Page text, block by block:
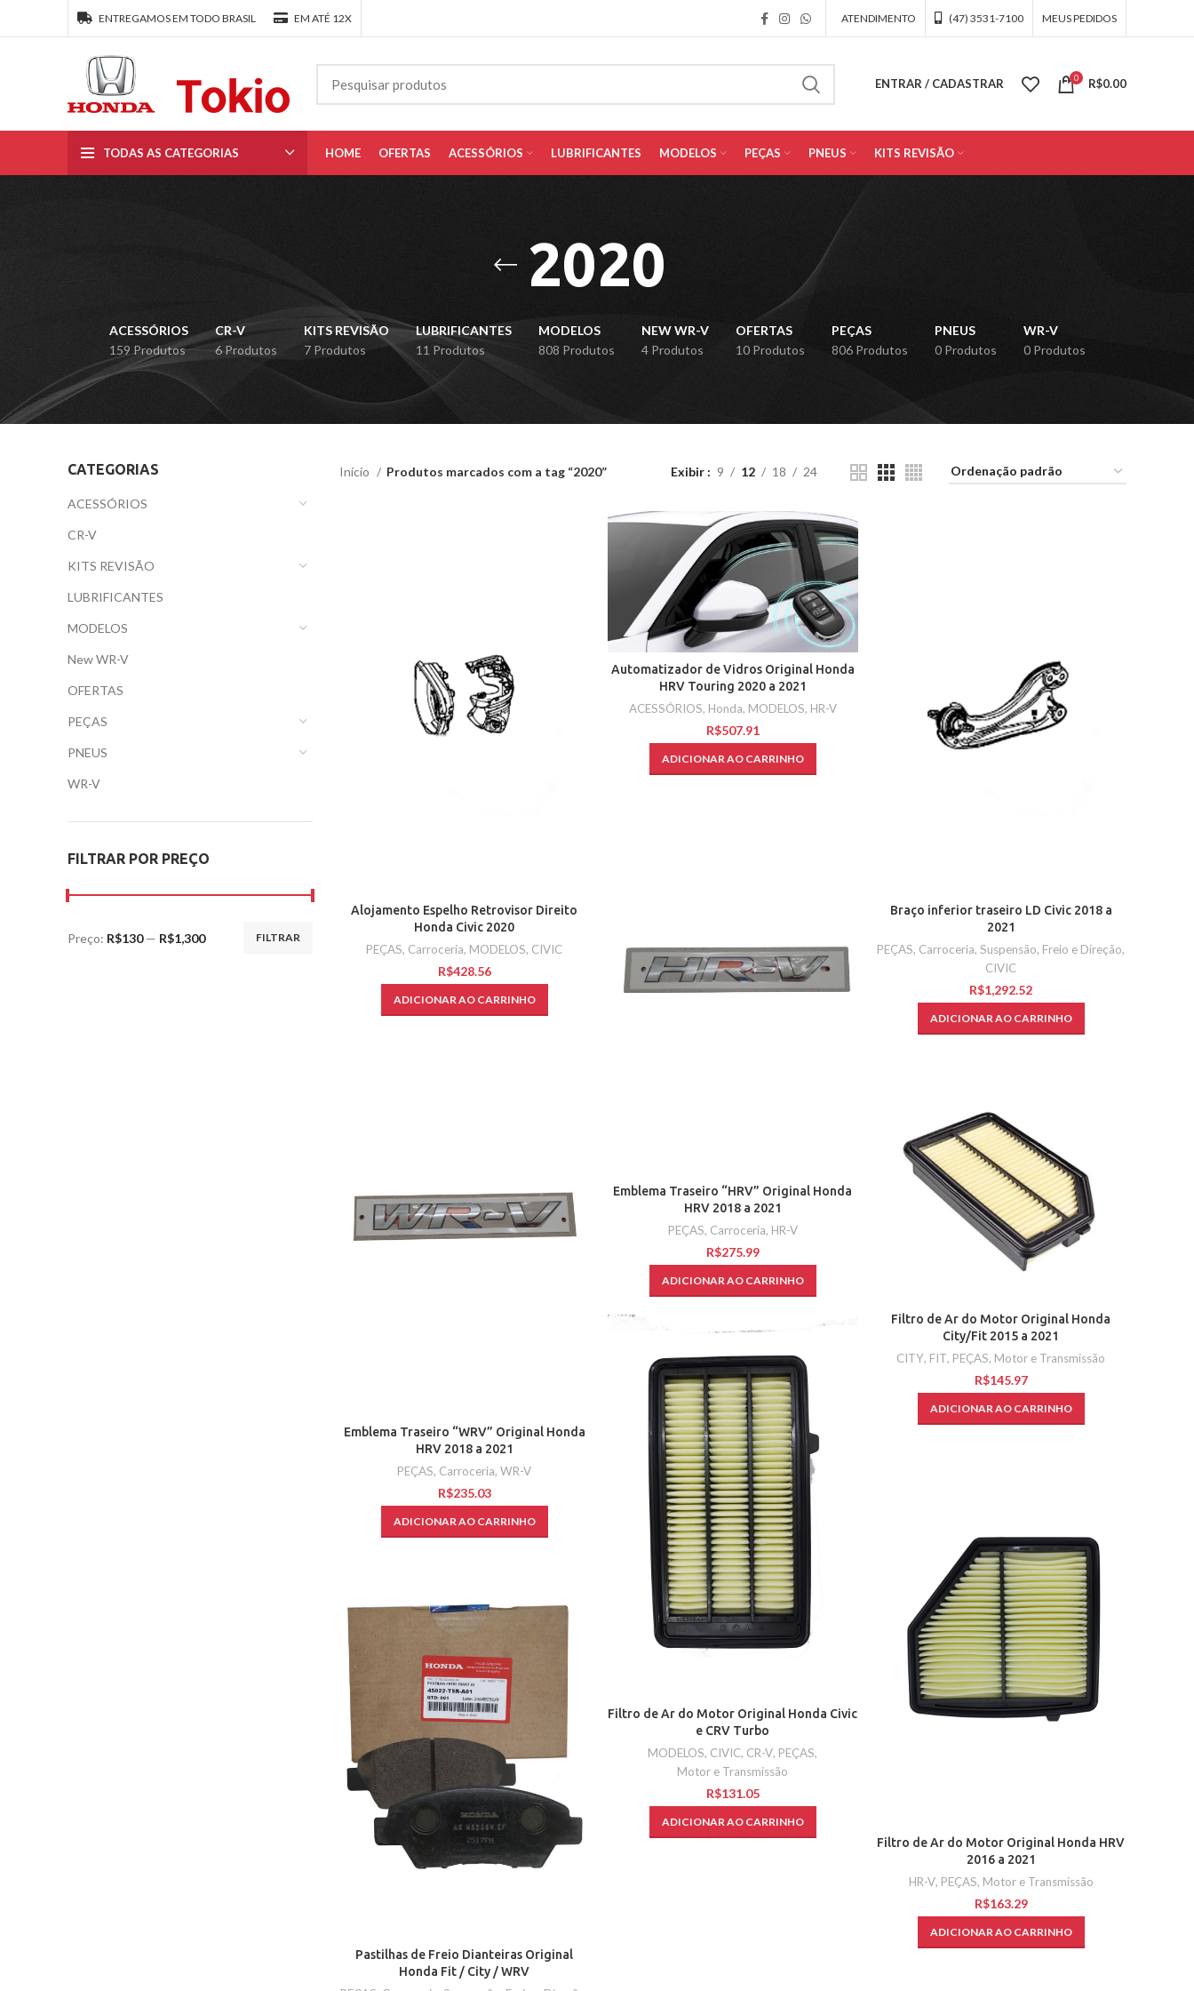
ENTREGAMOS EM TODO BRASIL EM ATÉ 12X ATENDIMENTO (47) 3531-7100 MEUS PEDIDOS
ENTRAR / CADASTRAR 0 R$0.00
TODAS AS CATEGORIAS HOME OFERTAS ACESSÓRIOS LUBRIFICANTES MODELOS PEÇAS PNEUS KITS REVISÃO
2020
ACESSÓRIOS
159 Produtos
CR-V
6 Produtos
KITS REVISÃO
7 Produtos
LUBRIFICANTES
11 Produtos
MODELOS
808 Produtos
NEW WR-V
4 Produtos
OFERTAS
10 Produtos
PEÇAS
806 Produtos
PNEUS
0 Produtos
WR-V
0 Produtos
CATEGORIAS
ACESSÓRIOS
CR-V
KITS REVISÃO
LUBRIFICANTES
MODELOS
New WR-V
OFERTAS
PEÇAS
PNEUS
WR-V
FILTRAR POR PREÇO
FILTRAR
Preço: R$130— R$1,300
Início Produtos marcados com a tag “2020” Exibir 9 12 18 24
Alojamento Espelho Retrovisor Direito
Honda Civic 2020
PEÇAS, Carroceria, MODELOS, CIVIC
R$
ADICIONAR AO CARRINHO
Automatizador de Vidros Original Honda
HRV Touring 2020 a 2021
ACESSÓRIOS, Honda, MODELOS, HR-V
R$
ADICIONAR AO CARRINHO
Braço inferior traseiro LD Civic 2018 a
2021
PEÇAS, Carroceria, Suspensão, Freio e Direção,
CIVIC
R$
ADICIONAR AO CARRINHO
Emblema Traseiro “HRV” Original Honda
HRV 2018 a 2021
PEÇAS, Carroceria, HR-V
R$
ADICIONAR AO CARRINHO
Emblema Traseiro “WRV” Original Honda
HRV 2018 a 2021
PEÇAS, Carroceria,WR-V
R$
ADICIONAR AO CARRINHO
Filtro de Ar do Motor Original Honda
City/Fit 2015 a 2021
CITY, FIT, PEÇAS, Motor e Transmissão
R$
ADICIONAR AO CARRINHO
Filtro de Ar do Motor Original Honda Civic
e CRV Turbo
MODELOS, CIVIC, CR-V, PEÇAS,
Motor e Transmissão
R$
ADICIONAR AO CARRINHO
Filtro de Ar do Motor Original Honda HRV
2016 a 2021
HR-V, PEÇAS, Motor e Transmissão
R$
ADICIONAR AO CARRINHO
Pastilhas de Freio Dianteiras Original
Honda Fit / City / WRV